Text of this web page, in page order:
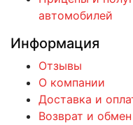
автомобилей
Информация
Отзывы
О компании
Доставка и
Возврат и обмен